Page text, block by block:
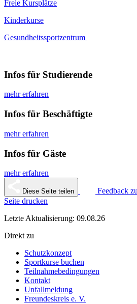
Freie Kursplätze
Kinderkurse
Gesundheitssportzentrum
Infos für Studierende
mehr erfahren
Infos für Beschäftigte
mehr erfahren
Infos für Gäste
mehr erfahren
Diese Seite teilen Feedback
Seite drucken
Letzte Aktualisierung: 09.08.26
Direkt zu
Schutzkonzept
Sportkurse buchen
Teilnahmebedingungen
Kontakt
Unfallmeldung
Freundeskreis e. V.